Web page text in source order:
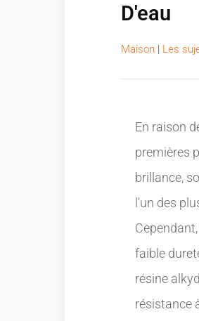
D'eau
Maison | Les
En raison
premières
brillance,
l'un des
faible
résine
résistance